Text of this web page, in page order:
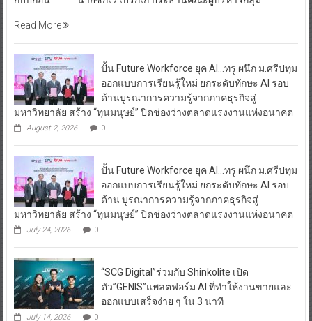
ออกแบบการเรียนรู้ใหม่ ยกระดับทักษะ AI รอบ
ด้านบูรณาการความรู้จากภาคธุรกิจสู่
มหาวิทยาลัย สร้าง “ทุนมนุษย์” ปิดช่องว่างตลาดแรงงานแห่งอนาคต
August 2, 2026 0
ออกแบบการเรียนรู้ใหม่ ยกระดับทักษะ AI รอบ
ด้าน บูรณาการความรู้จากภาคธุรกิจสู่
มหาวิทยาลัย สร้าง “ทุนมนุษย์” ปิดช่องว่างตลาดแรงงานแห่งอนาคต
July 24, 2026 0
ตัว”GENIS”แพลตฟอร์ม AI ที่ทำให้งานขายและ
ออกแบบเสร็จง่าย ๆ ใน 3 นาที
July 14, 2026 0